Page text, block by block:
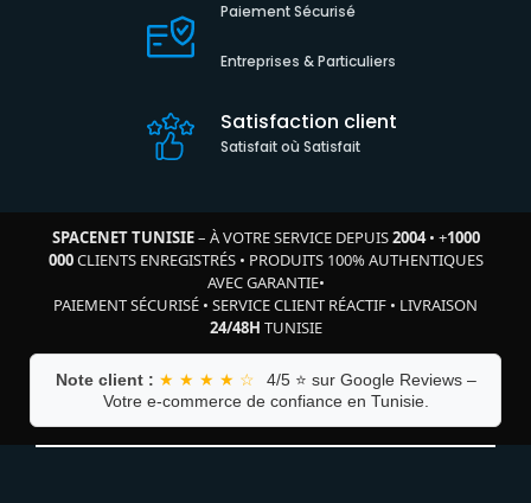
Paiement Sécurisé
Entreprises & Particuliers
Satisfaction client
Satisfait où Satisfait
SPACENET TUNISIE– À VOTRE SERVICE DEPUIS2004• +1000
000CLIENTS ENREGISTRÉS• PRODUITS 100% AUTHENTIQUES
AVEC GARANTIE•
PAIEMENT SÉCURISÉ • SERVICE CLIENT RÉACTIF • LIVRAISON
24/48H TUNISIE
Note client : ★ ★ ★ ★ ☆
4/5 ⭐ sur Google Reviews –
Votre e-commerce de confiance en Tunisie.